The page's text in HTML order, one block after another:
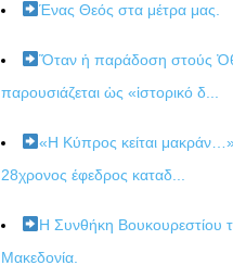
Ένας Θεός στα μέτρα μας.
Ὅταν ἡ παράδοση στούς
παρουσιάζεται ὡς «ἱστορικό δ...
«Η Κύπρος κείται
28χρονος έφεδρος καταδ...
Η Συνθήκη Βουκουρεστίου
Μακεδονία.